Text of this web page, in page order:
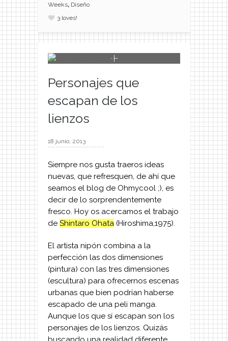
Weeks, Diseño
3 loves!
Personajes que
escapan de los
lienzos
18 junio, 2013
Siempre nos gusta traeros ideas
nuevas, que refresquen, de ahí que
seamos el blog de Ohmycool ;), es
decir de lo sorprendentemente
fresco. Hoy os acercamos el trabajo
de Shintaro Ohata (Hiroshima,1975).
El artista nipón combina a la
perfección las dos dimensiones
(pintura) con las tres dimensiones
(escultura) para ofrecernos escenas
urbanas que bien podrían haberse
escapado de una peli manga.
Aunque los que sí escapan son los
personajes de los lienzos. Quizás